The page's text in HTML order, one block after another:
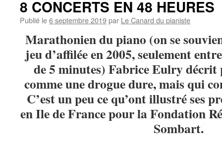
8 CONCERTS EN 48 HEURES
Publié le6 septembre 2019par Le Canard du pianiste
Marathonien du piano (on se
jeu d’affilée en 2005, seulement
de 5 minutes) Fabrice Eulry décrit
comme une drogue dure, mais qui
C’est un peu ce qu’ont illustré ses
en Ile de France pour la Fondation
Sombart.